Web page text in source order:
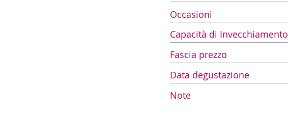
Capacità di Invecchiamento
Occasioni
Fascia prezzo
Data degustazione
Note